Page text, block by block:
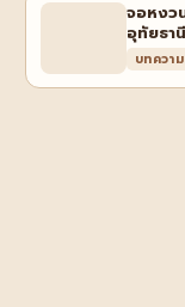
จอหงว
อุทัยธา
บทความ